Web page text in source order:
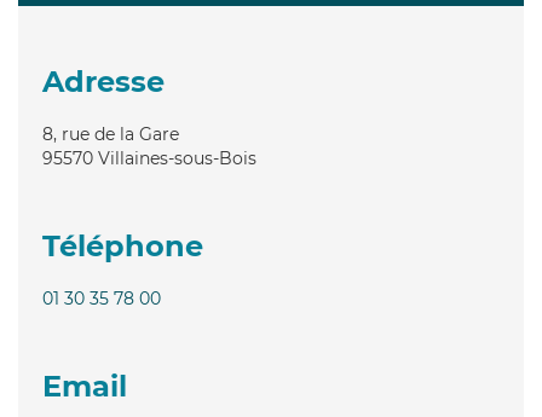
Adresse
8, rue de la Gare
95570 Villaines-sous-Bois
Téléphone
01 30 35 78 00
Email